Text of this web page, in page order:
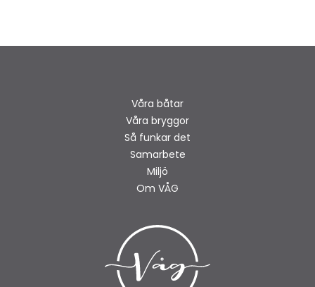
Våra båtar
Våra bryggor
Så funkar det
Samarbete
Miljö
Om VÅG